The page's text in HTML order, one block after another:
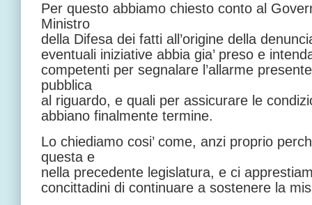
Per questo abbiamo chiesto conto al
Ministro
della Difesa dei fatti all’origine della
eventuali iniziative abbia gia’ preso e
competenti per segnalare l’allarme
pubblica
al riguardo, e quali per assicurare le
abbiano finalmente termine.
Lo chiediamo cosi’ come, anzi proprio
questa e
nella precedente legislatura, e ci
concittadini di continuare a sostenere la